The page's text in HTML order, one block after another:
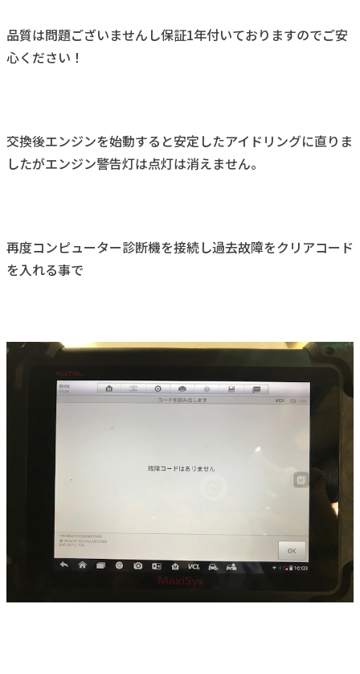
品質は問題ございませんし保証1年付いておりますのでご安
心ください！
交換後エンジンを始動すると安定したアイドリングに直りま
したがエンジン警告灯は点灯は消えません。
再度コンピューター診断機を接続し過去故障をクリアコード
を入れる事で